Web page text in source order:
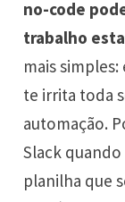
no-code
trabalho
mais
te irrita toda
automação.
Slack
planilha que